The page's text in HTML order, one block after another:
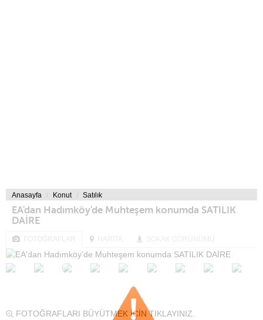
Anasayfa Konut Satılık
EA'dan Hadımköy'de Muhteşem konumda SATILIK
DAİRE
FOTOĞRAFLARI BÜYÜTMEK İÇİN TIKLAYINIZ.